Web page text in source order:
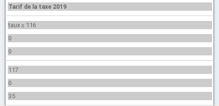
Tarif de la taxe 2019
taux ≤ 116
0
0
117
0
35